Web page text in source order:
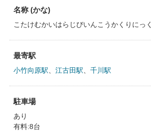
名称 (かな)
こたけむかいはらじびいんこうかくりにっく
最寄駅
小竹向原駅 江古田駅 千川駅
駐車場
あり
有料:8台